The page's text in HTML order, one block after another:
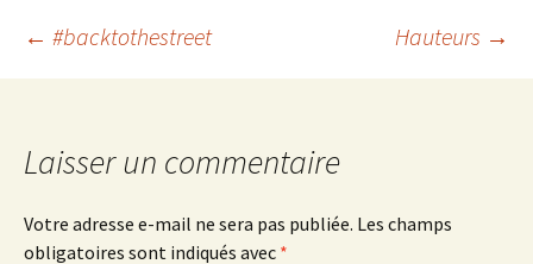
Navigation
articles
← #backtothestreet Hauteurs →
Laisser un commentaire
Votre adresse e-mail ne sera pas publiée. Les champs
obligatoires sont indiqués avec *